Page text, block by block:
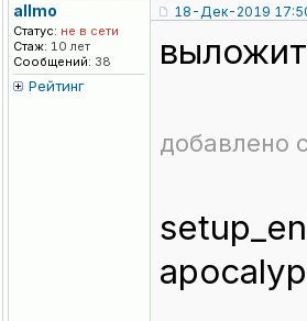
allmo
Статус: не в сети
Стаж: 10 лет
Сообщений: 38
Рейтинг
18-Дек-2019
добавлено